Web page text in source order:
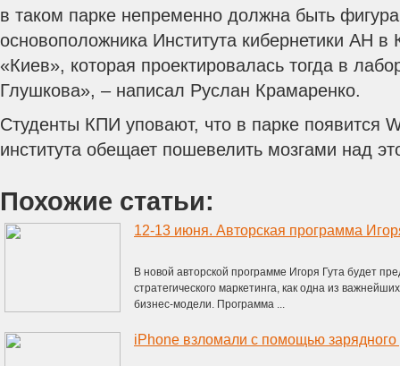
в таком парке непременно должна быть
основоположника Института кибернетики АН
«Киев», которая проектировалась тогда в
Глушкова», – написал Руслан Крамаренко.
Студенты КПИ уповают, что в парке появится
института обещает пошевелить мозгами над
Похожие статьи:
В новой авторской программе Игоря Гута будет
стратегического маркетинга, как одна из
бизнес-модели. Программа ...
iPhone взломали с помощью зарядного